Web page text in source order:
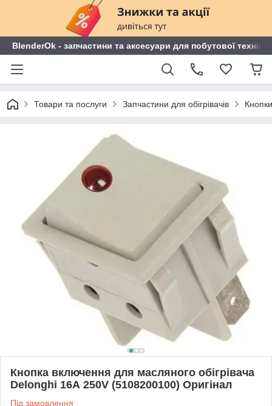
BlenderOk - запчастини та аксесуари для побутової техніки
Товари та послуги Запчастини для обігрівачів
Кнопка включення для масляного обігрівача
Delonghi 16А 250V (5108200100) Оригінал
Під замовлення